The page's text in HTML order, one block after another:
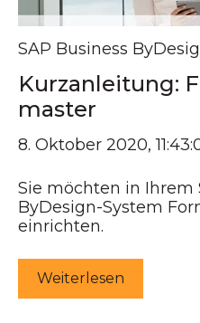
SAP Business
Kurzanleitung:
master
8. Oktober 2020,
Sie möchten in Ihrem
ByDesign-System
einrichten.
Weiterlesen